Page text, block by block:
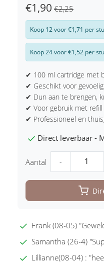
€1,90 €2,25
Koop 12 voor €1,71 per
Koop 24 voor €1,52 per
✔ 100 ml cartridge met
✔ Geschikt voor
✔ Dun aan te brengen,
✔ Voor gebruik met
✔ Professioneel en
Direct leverbaar -
Aantal -
Frank (08-05)
Samantha (26-4)
Lillianne(08-04) :